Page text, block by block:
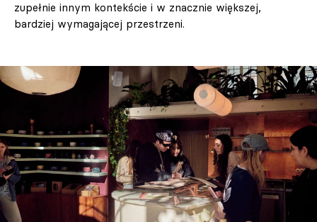
zupełnie innym kontekście i w znacznie większej,
bardziej wymagającej przestrzeni.